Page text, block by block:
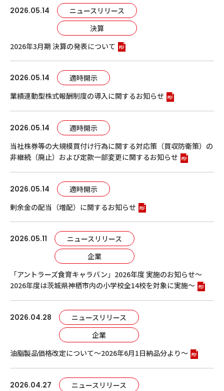
2026.05.14
ニュースリリース
決算
2026年3月期 決算の発表について
2026.05.14
適時開示
業績連動型株式報酬制度の導入に関するお知らせ
2026.05.14
適時開示
当社株券等の大規模買付け行為に関する対応策（買収防衛策）の
非継続（廃止）および定款一部変更に関するお知らせ
2026.05.14
適時開示
剰余金の配当（増配）に関するお知らせ
2026.05.11
ニュースリリース
企業
「アントラーズ食育キャラバン」2026年度 実施のお知らせ～
2026年度は茨城県神栖市内の小学校全14校を対象に実施～
2026.04.28
ニュースリリース
企業
油脂製品価格改定について～2026年6月1日納品分より～
2026.04.27
ニュースリリース